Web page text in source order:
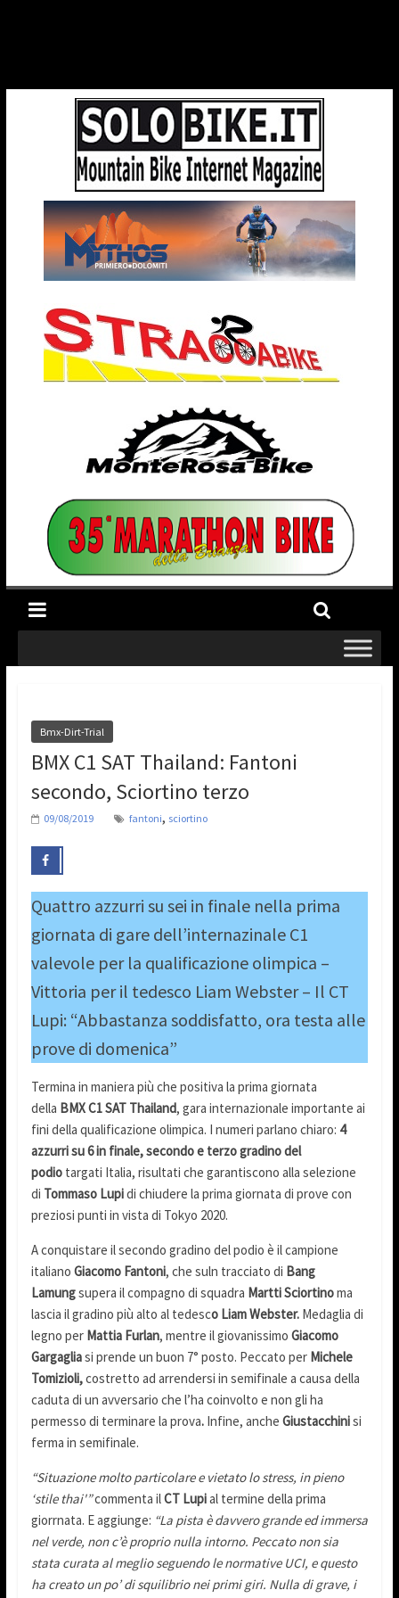
Bmx-Dirt-Trial
BMX C1 SAT Thailand: Fantoni
secondo, Sciortino terzo
09/08/2019 fantoni, sciortino
Quattro azzurri su sei in finale nella prima
giornata di gare dell’internazinale C1
valevole per la qualificazione olimpica –
Vittoria per il tedesco Liam Webster – Il CT
Lupi: “Abbastanza soddisfatto, ora testa alle
prove di domenica”
Termina in maniera più che positiva la prima giornata
della BMX C1 SAT Thailand, gara internazionale importante ai
fini della qualificazione olimpica. I numeri parlano chiaro: 4
azzurri su 6 in finale,secondo e terzo gradino del
podiotargati Italia, risultati che garantiscono alla selezione
di Tommaso Lupidi chiudere la prima giornata di prove con
preziosi punti in vista di Tokyo 2020.
A conquistare il secondo gradino del podio è il campione
italiano Giacomo Fantoni, che suln tracciato di Bang
Lamungsupera il compagno di squadra Martti Sciortinoma
lascia il gradino più alto al tedesco Liam Webster. Medaglia di
legno per Mattia Furlan, mentre il giovanissimo Giacomo
Gargagliasi prende un buon 7° posto. Peccato perMichele
Tomizioli,costretto ad arrendersi in semifinale a causa della
caduta di un avversario che l’ha coinvolto e non gli ha
permesso di terminare la prova. Infine, anche Giustacchinisi
ferma in semifinale.
“Situazione molto particolare e vietato lo stress, in pieno
‘stile thai'”commenta ilCT Lupial termine della prima
giorrnata. E aggiunge: “La pista è davvero grande ed immersa
nel verde, non c’è proprio nulla intorno. Peccato non sia
stata curata al meglio seguendo le normative UCI, e questo
ha creato un po’ di squilibrio nei primi giri. Nulla di grave, i